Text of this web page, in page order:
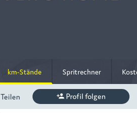
km-Stände Spritrechner
Teilen person_add Profil folgen